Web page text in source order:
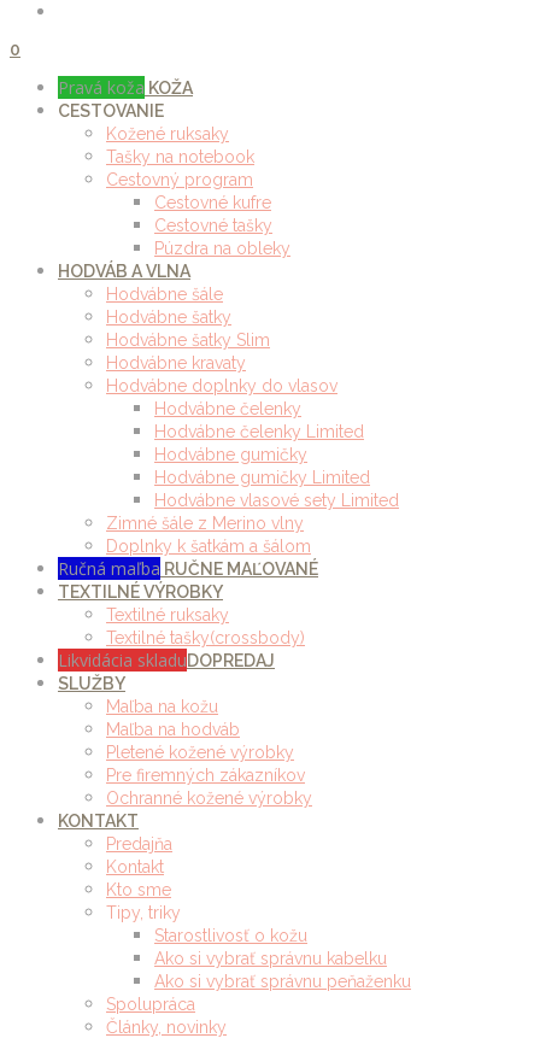
0
Pravá koža KOŽA
CESTOVANIE
Kožené ruksaky
Tašky na notebook
Cestovný program
Cestovné kufre
Cestovné tašky
Púzdra na obleky
HODVÁB A VLNA
Hodvábne šále
Hodvábne šatky
Hodvábne šatky Slim
Hodvábne kravaty
Hodvábne doplnky do vlasov
Hodvábne čelenky
Hodvábne čelenky Limited
Hodvábne gumičky
Hodvábne gumičky Limited
Hodvábne vlasové sety Limited
Zimné šále z Merino vlny
Doplnky k šatkám a šálom
Ručná maľba RUČNE MAĽOVANÉ
TEXTILNÉ VÝROBKY
Textilné ruksaky
Textilné tašky(crossbody)
Likvidácia skladuDOPREDAJ
SLUŽBY
Maľba na kožu
Maľba na hodváb
Pletené kožené výrobky
Pre firemných zákazníkov
Ochranné kožené výrobky
KONTAKT
Predajňa
Kontakt
Kto sme
Tipy, triky
Starostlivosť o kožu
Ako si vybrať správnu kabelku
Ako si vybrať správnu peňaženku
Spolupráca
Články, novinky